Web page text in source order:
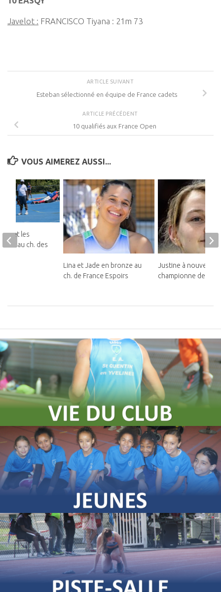
Javelot : FRANCISCO Tiyana : 21m 73
ARTICLE SUIVANT
Esteban sélectionné en équipe de France cadets
ARTICLE PRÉCÉDENT
10 qualifiés aux France Open
VOUS AIMEREZ AUSSI...
Lina et Jade en bronze au
ch. de France Espoirs
Justine à nouveau
championne de
et les
au ch. des